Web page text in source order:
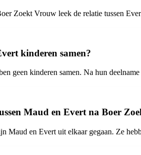
Zoekt Vrouw leek de relatie tussen
kinderen samen?
geen kinderen samen. Na hun
Maud en Evert na Boer
Maud en Evert uit elkaar gegaan. Ze